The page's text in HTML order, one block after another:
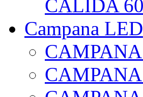
CÁLIDA
Campana LED